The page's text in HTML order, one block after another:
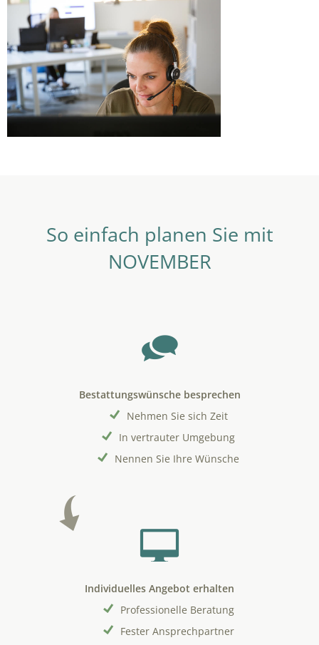
So einfach planen Sie mit
NOVEMBER
Bestattungswünsche besprechen
Nehmen Sie sich Zeit
In vertrauter Umgebung
Nennen Sie Ihre Wünsche
Individuelles Angebot erhalten
Professionelle Beratung
Fester Ansprechpartner